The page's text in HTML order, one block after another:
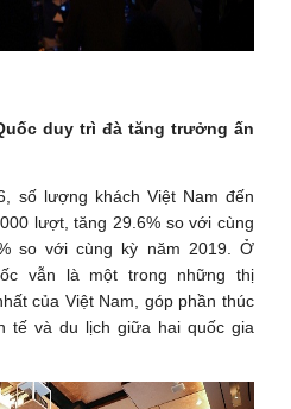
duy trì đà tăng trưởng ấn
số lượng khách Việt Nam đến
lượt, tăng 29.6% so với cùng
so với cùng kỳ năm 2019. Ở
vẫn là một trong những thị
của Việt Nam, góp phần thúc
tế và du lịch giữa hai quốc gia